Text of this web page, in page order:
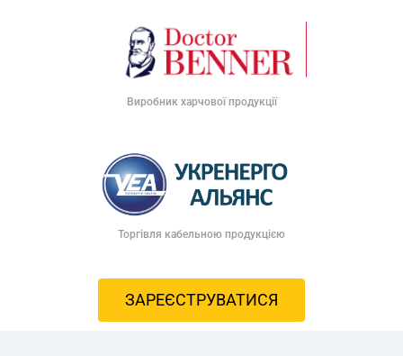
Виробник харчової продукції
Торгівля кабельною продукцією
ЗАРЕЄСТРУВАТИСЯ